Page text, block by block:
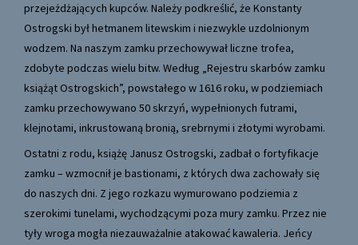
przejeżdżających kupców. Należy podkreślić, że Konstanty
Ostrogski był hetmanem litewskim i niezwykle uzdolnionym
wodzem. Na naszym zamku przechowywał liczne trofea,
zdobyte podczas wielu bitw. Według „Rejestru skarbów zamku
książąt Ostrogskich”, powstałego w 1616 roku, w podziemiach
zamku przechowywano 50 skrzyń, wypełnionych futrami,
klejnotami, inkrustowaną bronią, srebrnymi i złotymi wyrobami.
Ostatni z rodu, książę Janusz Ostrogski, zadbał o fortyfikacje
zamku – wzmocnił je bastionami, z których dwa zachowały się
do naszych dni. Z jego rozkazu wymurowano podziemia z
szerokimi tunelami, wychodzącymi poza mury zamku. Przez nie
tyły wroga mogła niezauważalnie atakować kawaleria. Jeńcy